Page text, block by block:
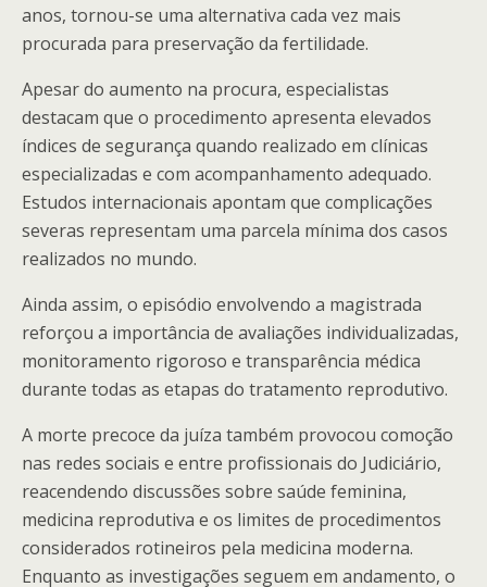
anos, tornou-se uma alternativa cada vez mais
procurada para preservação da fertilidade.
Apesar do aumento na procura, especialistas
destacam que o procedimento apresenta elevados
índices de segurança quando realizado em clínicas
especializadas e com acompanhamento adequado.
Estudos internacionais apontam que complicações
severas representam uma parcela mínima dos casos
realizados no mundo.
Ainda assim, o episódio envolvendo a magistrada
reforçou a importância de avaliações individualizadas,
monitoramento rigoroso e transparência médica
durante todas as etapas do tratamento reprodutivo.
A morte precoce da juíza também provocou comoção
nas redes sociais e entre profissionais do Judiciário,
reacendendo discussões sobre saúde feminina,
medicina reprodutiva e os limites de procedimentos
considerados rotineiros pela medicina moderna.
Enquanto as investigações seguem em andamento, o